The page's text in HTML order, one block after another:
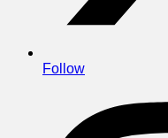
Follow